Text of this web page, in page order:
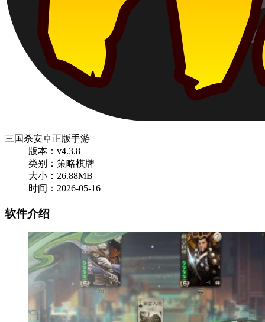
三国杀安卓正版手游
版本：v4.3.8
类别：策略棋牌
大小：26.88MB
时间：2026-05-16
软件介绍